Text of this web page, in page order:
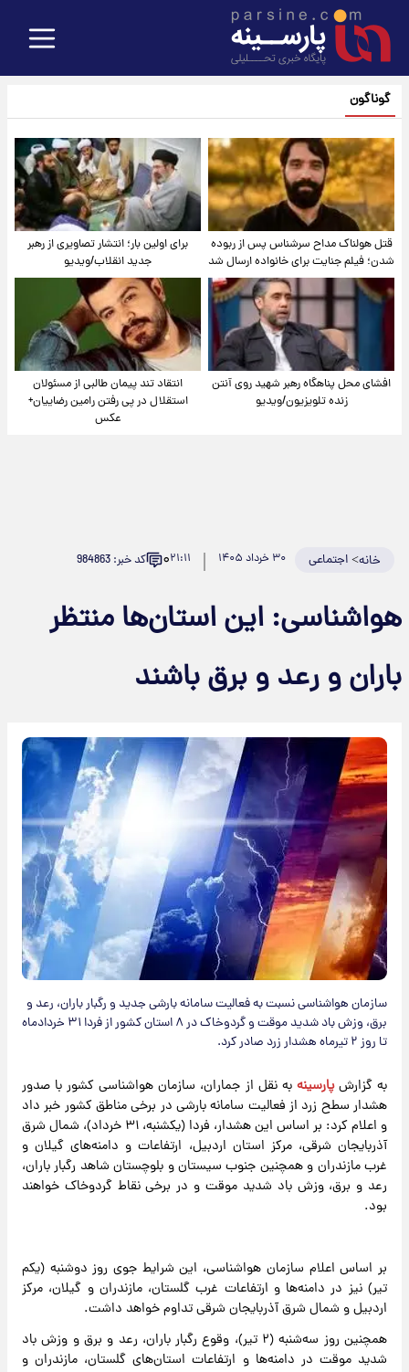
گوناگون
قتل هولناک مداح سرشناس پس از ربوده
شدن؛ فیلم جنایت برای خانواده ارسال شد
برای اولین بار؛ انتشار تصاویری از رهبر
جدید انقلاب/ویدیو
افشای محل پناهگاه‌ رهبر شهید روی آنتن
زنده تلویزیون/ویدیو
انتقاد تند پیمان طالبی از مسئولان
استقلال در پی رفتن رامین رضاییان+
عکس
خانه>اجتماعی ۳۰ خرداد ۱۴۰۵ ۲۱:۱۱۰ کد خبر: 984863
هواشناسی: این استان‌ها منتظر
باران و رعد و برق باشند
سازمان هواشناسی نسبت به فعالیت سامانه بارشی جدید و رگبار باران، رعد و
برق، وزش باد شدید موقت و گردوخاک در ۸ استان کشور از فردا ۳۱ خردادماه
تا روز ۲ تیرماه هشدار زرد صادر کرد.
به گزارش پارسینه به نقل از جماران، سازمان هواشناسی کشور با صدور
هشدار سطح زرد از فعالیت سامانه بارشی در برخی مناطق کشور خبر داد
و اعلام کرد: بر اساس این هشدار، فردا (یکشنبه، ۳۱ خرداد)، شمال شرق
آذربایجان شرقی، مرکز استان اردبیل، ارتفاعات و دامنه‌های گیلان و
غرب مازندران و همچنین جنوب سیستان و بلوچستان شاهد رگبار باران،
رعد و برق، وزش باد شدید موقت و در برخی نقاط گردوخاک خواهند
بود.
بر اساس اعلام سازمان هواشناسی، این شرایط جوی روز دوشنبه (یکم
تیر) نیز در دامنه‌ها و ارتفاعات غرب گلستان، مازندران و گیلان، مرکز
اردبیل و شمال شرق آذربایجان شرقی تداوم خواهد داشت.
همچنین روز سه‌شنبه (۲ تیر)، وقوع رگبار باران، رعد و برق و وزش باد
شدید موقت در دامنه‌ها و ارتفاعات استان‌های گلستان، مازندران و